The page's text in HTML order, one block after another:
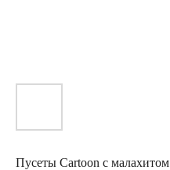
Пусеты Cartoon с малахитом